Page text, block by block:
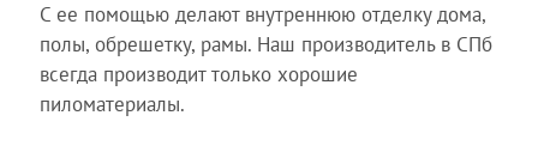
С ее помощью делают внутреннюю отделку дома,
полы, обрешетку, рамы. Наш производитель в СПб
всегда производит только хорошие
пиломатериалы.